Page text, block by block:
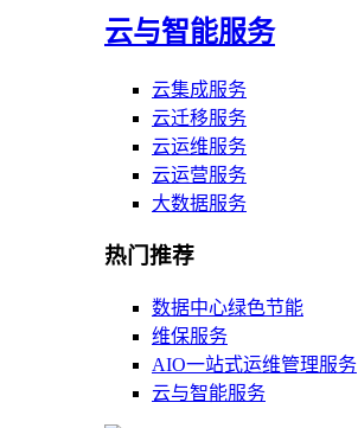
云与智能服务
云集成服务
云迁移服务
云运维服务
云运营服务
大数据服务
热门推荐
数据中心绿色节能
维保服务
AIO一站式运维管理服务
云与智能服务